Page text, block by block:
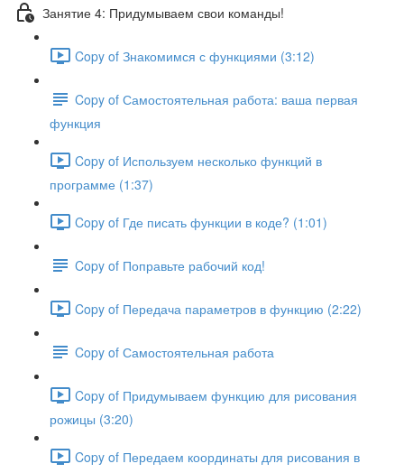
Занятие 4: Придумываем свои команды!
Copy of Знакомимся с функциями (3:12)
Copy of Самостоятельная работа: ваша первая
функция
Copy of Используем несколько функций в
программе (1:37)
Copy of Где писать функции в коде? (1:01)
Copy of Поправьте рабочий код!
Copy of Передача параметров в функцию (2:22)
Copy of Самостоятельная работа
Copy of Придумываем функцию для рисования
рожицы (3:20)
Copy of Передаем координаты для рисования в